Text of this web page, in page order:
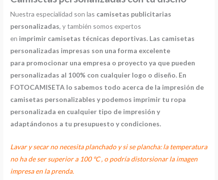
Nuestra especialidad son las camisetas publicitarias
personalizadas, y también somos expertos
en imprimir camisetas técnicas deportivas. Las camisetas
personalizadas impresas son una forma excelente
para promocionar una empresa o proyecto ya que pueden
personalizadas al 100% con cualquier logo o diseño. En
FOTOCAMISETA lo sabemos todo acerca de la impresión de
camisetas personalizables y podemos imprimir tu ropa
personalizada en cualquier tipo de impresión y
adaptándonos a tu presupuesto y condiciones.
Lavar y secar no necesita planchado y si se plancha: la temperatura
no ha de ser superior a 100 ºC , o podría distorsionar la imagen
impresa en la prenda.